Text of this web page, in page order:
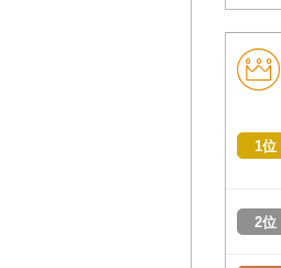
1位
2位